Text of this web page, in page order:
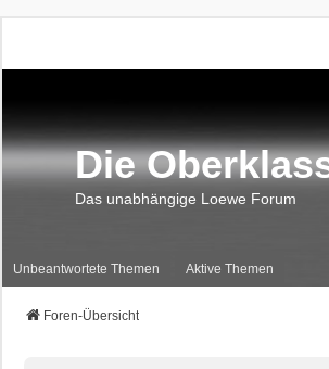
Die
Das unabhängige Loewe Forum
Unbeantwortete Themen Aktive Themen
Foren-Übersicht